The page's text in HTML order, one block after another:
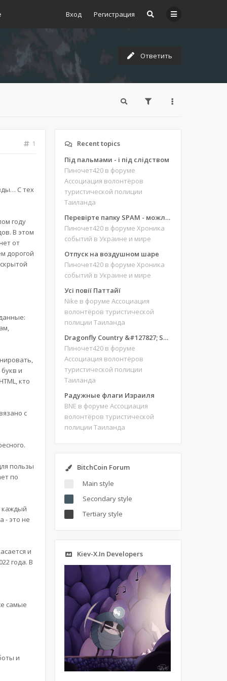
Вход Регистрация
Ответить
1
С тех
году
В этом
от
дорогой
и
кто
с
пользы
по
каждый
- это не
и
года. В
самые
и
Recent topics
Під пальмами - і під слідством
Пиночет420 в форуме
Ассоциация волонтёров
туристической полиции
Таиланда
Перевірте папку SPAM - можливо, ви щось пропустили
Пиночет420 в форуме Хроника
событий в Украине и мире
Отпуск на воздушном шаре
Пиночет420 в форуме Хроника
событий в Украине и мире
Усі повії Паттайї
Nike в форуме Ассоциация
волонтёров туристической
полиции Таиланда
Dragonfly Country &#127827; Save our site &#127775;&#127769;
Пиночет420 в форуме
Ассоциация волонтёров
туристической полиции
Таиланда
Радужные флаги Израиля
BNE в форуме Ассоциация
волонтёров туристической
полиции Таиланда
BitchCoin Forum
Main style
Secondary style
Tertiary style
Kiev-X.In Developers